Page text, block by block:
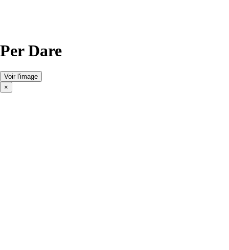
Per Dare
Voir l'image
×